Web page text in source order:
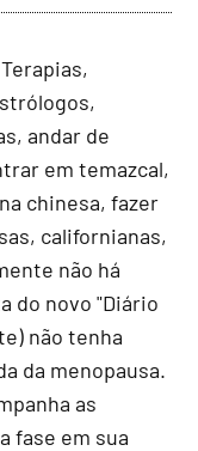
andar de
em temazcal,
chinesa, fazer
californianas,
não há
do novo "Diário
não tenha
da menopausa.
as
fase em sua